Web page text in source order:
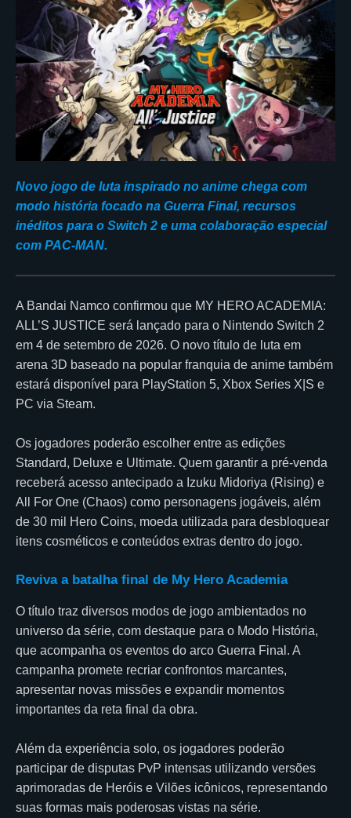
Novo jogo de luta inspirado no anime chega com
modo história focado na Guerra Final, recursos
inéditos para o Switch 2 e uma colaboração especial
com PAC-MAN.
A Bandai Namco confirmou que MY HERO ACADEMIA:
ALL’S JUSTICE será lançado para o Nintendo Switch 2
em 4 de setembro de 2026. O novo título de luta em
arena 3D baseado na popular franquia de anime também
estará disponível para PlayStation 5, Xbox Series X|S e
PC via Steam.
Os jogadores poderão escolher entre as edições
Standard, Deluxe e Ultimate. Quem garantir a pré-venda
receberá acesso antecipado a Izuku Midoriya (Rising) e
All For One (Chaos) como personagens jogáveis, além
de 30 mil Hero Coins, moeda utilizada para desbloquear
itens cosméticos e conteúdos extras dentro do jogo.
Reviva a batalha final de My Hero Academia
O título traz diversos modos de jogo ambientados no
universo da série, com destaque para o Modo História,
que acompanha os eventos do arco Guerra Final. A
campanha promete recriar confrontos marcantes,
apresentar novas missões e expandir momentos
importantes da reta final da obra.
Além da experiência solo, os jogadores poderão
participar de disputas PvP intensas utilizando versões
aprimoradas de Heróis e Vilões icônicos, representando
suas formas mais poderosas vistas na série.